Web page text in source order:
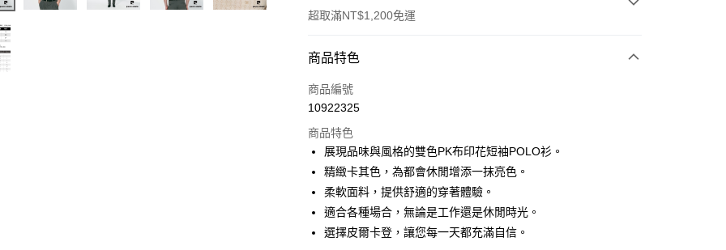
超取滿NT$1,200免運
付款方式
信用卡一次付款
LINE Pay
Apple Pay
悠遊付
Google Pay
商品特色
商品編號
10922325
商品特色
展現品味與風格的雙色PK布印花短袖POLO衫。
精緻卡其色，為都會休閒增添一抹亮色。
柔軟面料，提供舒適的穿著體驗。
適合各種場合，無論是工作還是休閒時光。
選擇皮爾卡登，讓您每一天都充滿自信。